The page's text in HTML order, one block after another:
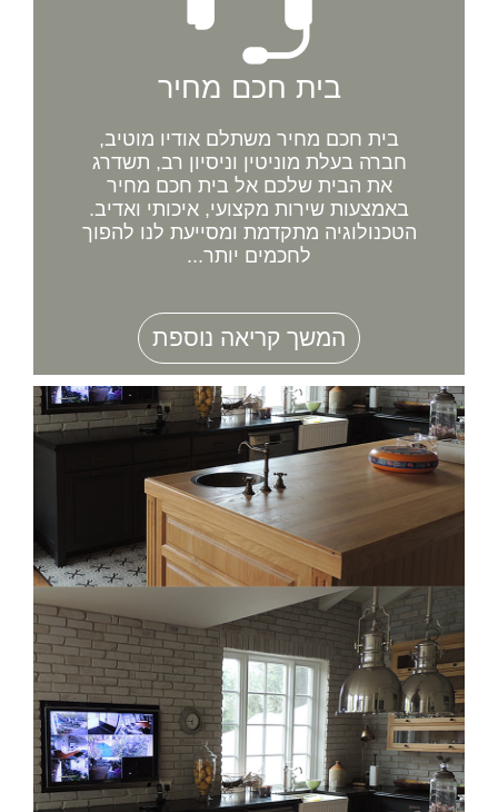
בית חכם מחיר
בית חכם מחיר משתלם אודיו מוטיב,
חברה בעלת מוניטין וניסיון רב, תשדרג
את הבית שלכם אל בית חכם מחיר
באמצעות שירות מקצועי, איכותי ואדיב.
הטכנולוגיה מתקדמת ומסייעת לנו להפוך
לחכמים יותר...
המשך קריאה נוספת